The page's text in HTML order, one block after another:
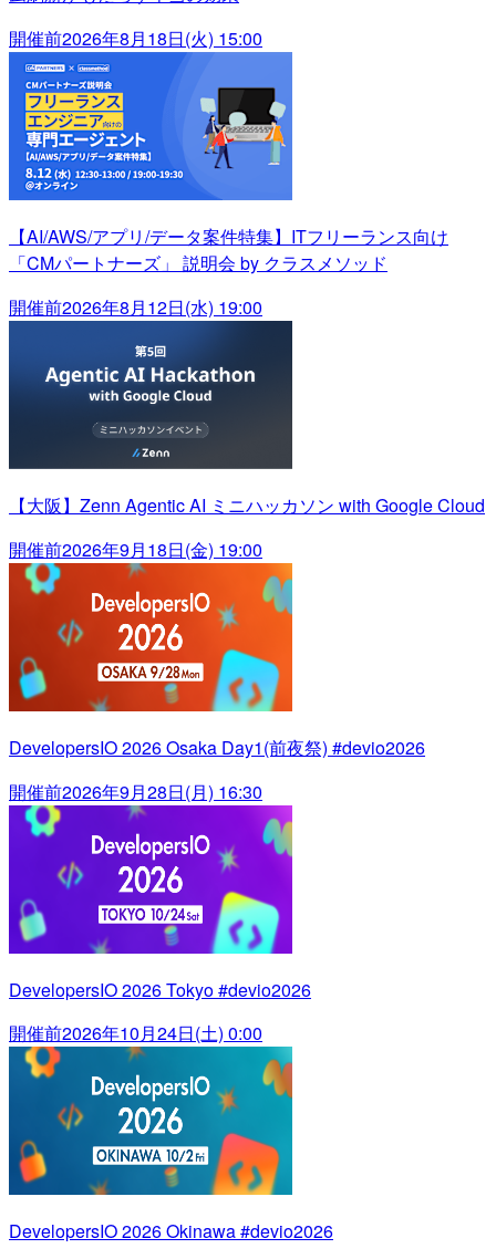
開催前2026年8月18日(火) 15:00
【AI/AWS/アプリ/データ案件特集】ITフリーランス向け
「CMパートナーズ」 説明会 by クラスメソッド
開催前2026年8月12日(水) 19:00
【大阪】Zenn Agentic AI ミニハッカソン with Google Cloud
開催前2026年9月18日(金) 19:00
DevelopersIO 2026 Osaka Day1(前夜祭) #devio2026
開催前2026年9月28日(月) 16:30
DevelopersIO 2026 Tokyo #devio2026
開催前2026年10月24日(土) 0:00
DevelopersIO 2026 Okinawa #devio2026